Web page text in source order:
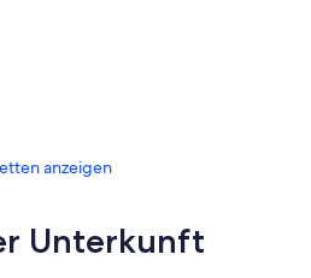
anzeigen
Unterkunft